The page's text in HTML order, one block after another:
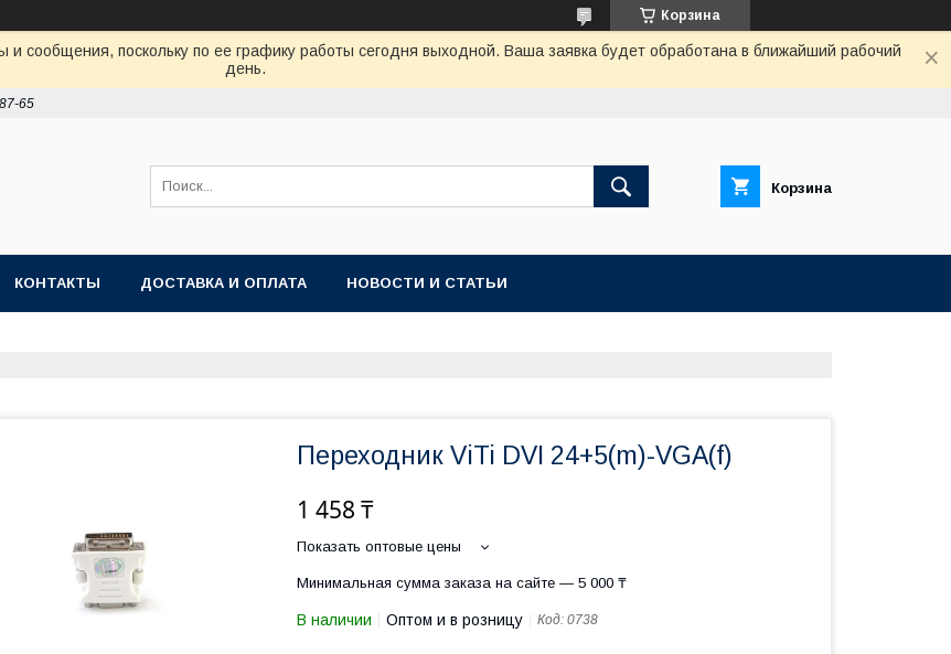
Корзина
и сообщения, поскольку по ее графику работы сегодня выходной. Ваша заявка будет обработана в ближайший рабочий
день.
65
Корзина
КОНТАКТЫ ДОСТАВКА И ОПЛАТА НОВОСТИ И СТАТЬИ
Переходник ViTi DVI 24+5(m)-VGA(f)
1 458 ₸
Показать оптовые цены
Минимальная сумма заказа на сайте — 5 000 ₸
В наличии Оптом и в розницу Код: 0738